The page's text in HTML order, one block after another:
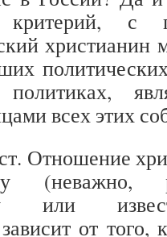
с
христианин
всех этих
Отношение
(неважно,
или
от того,